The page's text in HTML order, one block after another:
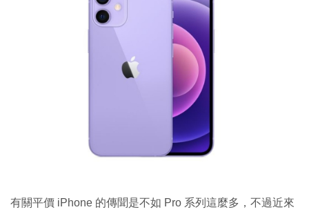
有關平價 iPhone 的傳聞是不如 Pro 系列這麼多，不過近來